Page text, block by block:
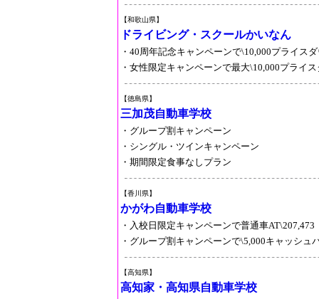
【和歌山県】
ドライビング・スクールかいなん
・40周年記念キャンペーンで\10,000プライス
・女性限定キャンペーンで最大\10,000プライ
【徳島県】
三加茂自動車学校
・グループ割キャンペーン
・シングル・ツインキャンペーン
・期間限定食事なしプラン
【香川県】
かがわ自動車学校
・入校日限定キャンペーンで普通車AT\207,473
・グループ割キャンペーンで\5,000キャッシュ
【高知県】
高知家・高知県自動車学校